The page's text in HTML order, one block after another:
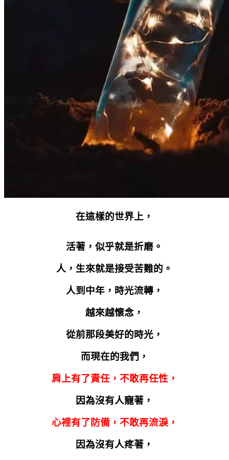
在這樣的世界上，
活著，似乎就是折磨。
人，生來就是接受苦難的。
人到中年，時光流轉，
越來越懷念，
從前那段美好的時光，
而現在的我們，
肩上有了責任，不敢再任性，
因為沒有人寵著，
心裡有了防備，不敢再流淚，
因為沒有人疼著，